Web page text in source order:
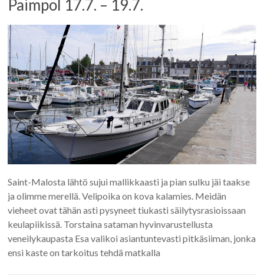
Paimpol 17.7. – 19.7.
Saint-Malosta lähtö sujui mallikkaasti ja pian sulku jäi taakse
ja olimme merellä. Velipoika on kova kalamies. Meidän
vieheet ovat tähän asti pysyneet tiukasti säilytysrasioissaan
keulapiikissä. Torstaina sataman hyvinvarustellusta
veneilykaupasta Esa valikoi asiantuntevasti pitkäsiiman, jonka
ensi kaste on tarkoitus tehdä matkalla